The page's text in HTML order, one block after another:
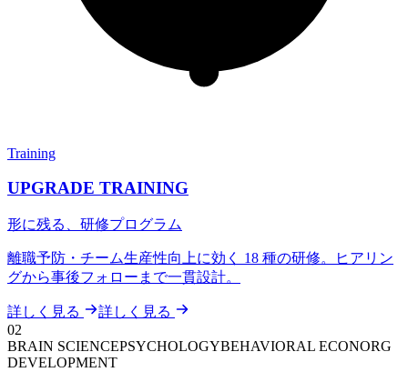
Training
UPGRADE TRAINING
形に残る、研修プログラム
離職予防・チーム生産性向上に効く 18 種の研修。ヒアリン
グから事後フォローまで一貫設計。
詳しく見る
詳しく見る
02
BRAIN SCIENCEPSYCHOLOGYBEHAVIORAL ECONORG
DEVELOPMENT